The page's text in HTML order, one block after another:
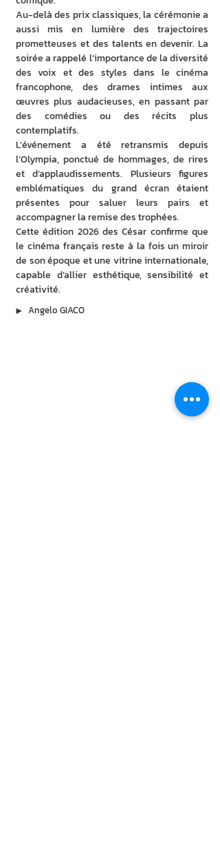
Au-delà des prix classiques, la cérémonie a
aussi mis en lumière des trajectoires
prometteuses et des talents en devenir. La
soirée a rappelé l’importance de la diversité
des voix et des styles dans le cinéma
francophone, des drames intimes aux
œuvres plus audacieuses, en passant par
des comédies ou des récits plus
contemplatifs.
L’événement a été retransmis depuis
l’Olympia, ponctué de hommages, de rires
et d’applaudissements. Plusieurs figures
emblématiques du grand écran étaient
présentes pour saluer leurs pairs et
accompagner la remise des trophées.
Cette édition 2026 des César confirme que
le cinéma français reste à la fois un miroir
de son époque et une vitrine internationale,
capable d’allier esthétique, sensibilité et
créativité.
▶︎ Angelo GIACO